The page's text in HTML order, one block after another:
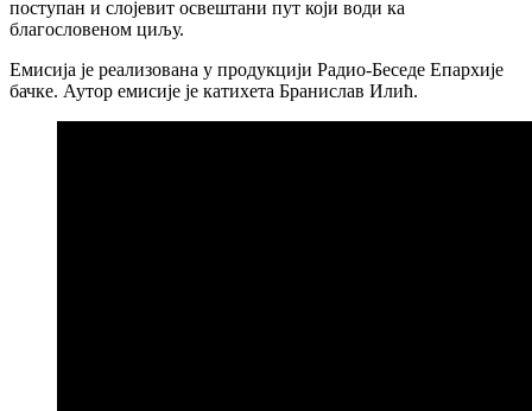
поступан и слојевит освештани пут који води ка
благословеном циљу.
Емисија је реализована у продукцији Радио-Беседе Епархије
бачке. Аутор емисије је катихета Бранислав Илић.